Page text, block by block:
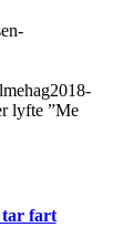
2018-
lyfte ”Me
tar fart